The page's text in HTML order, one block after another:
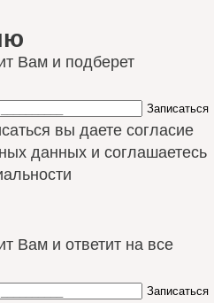
Вам и подберет
Записаться
вы даете согласие
данных и соглашаетесь
Вам и ответит на все
Записаться